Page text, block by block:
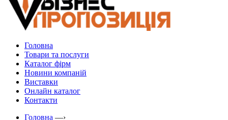
Головна
Товари та послуги
Каталог фірм
Новини компаній
Виставки
Онлайн каталог
Контакти
Головна —›